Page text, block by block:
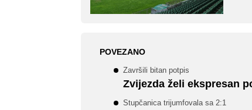
POVEZANO
Završili bitan potpis
Zvijezda želi ekspresan
Stupčanica trijumfovala sa 2:1